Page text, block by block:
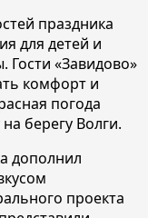
праздника
для детей и
Гости «Завидово»
комфорт и
погода
берегу Волги.
дополнил
проекта